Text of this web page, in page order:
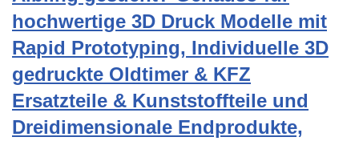
hochwertige 3D Druck Modelle mit
Rapid Prototyping, Individuelle 3D
gedruckte Oldtimer & KFZ
Ersatzteile & Kunststoffteile und
Dreidimensionale Endprodukte,